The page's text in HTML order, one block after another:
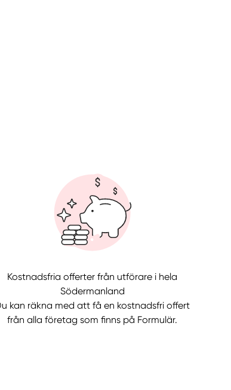
Kostnadsfria offerter från utförare i hela
Södermanland
kan räkna med att få en kostnadsfri offert
från alla företag som finns på Formulär.